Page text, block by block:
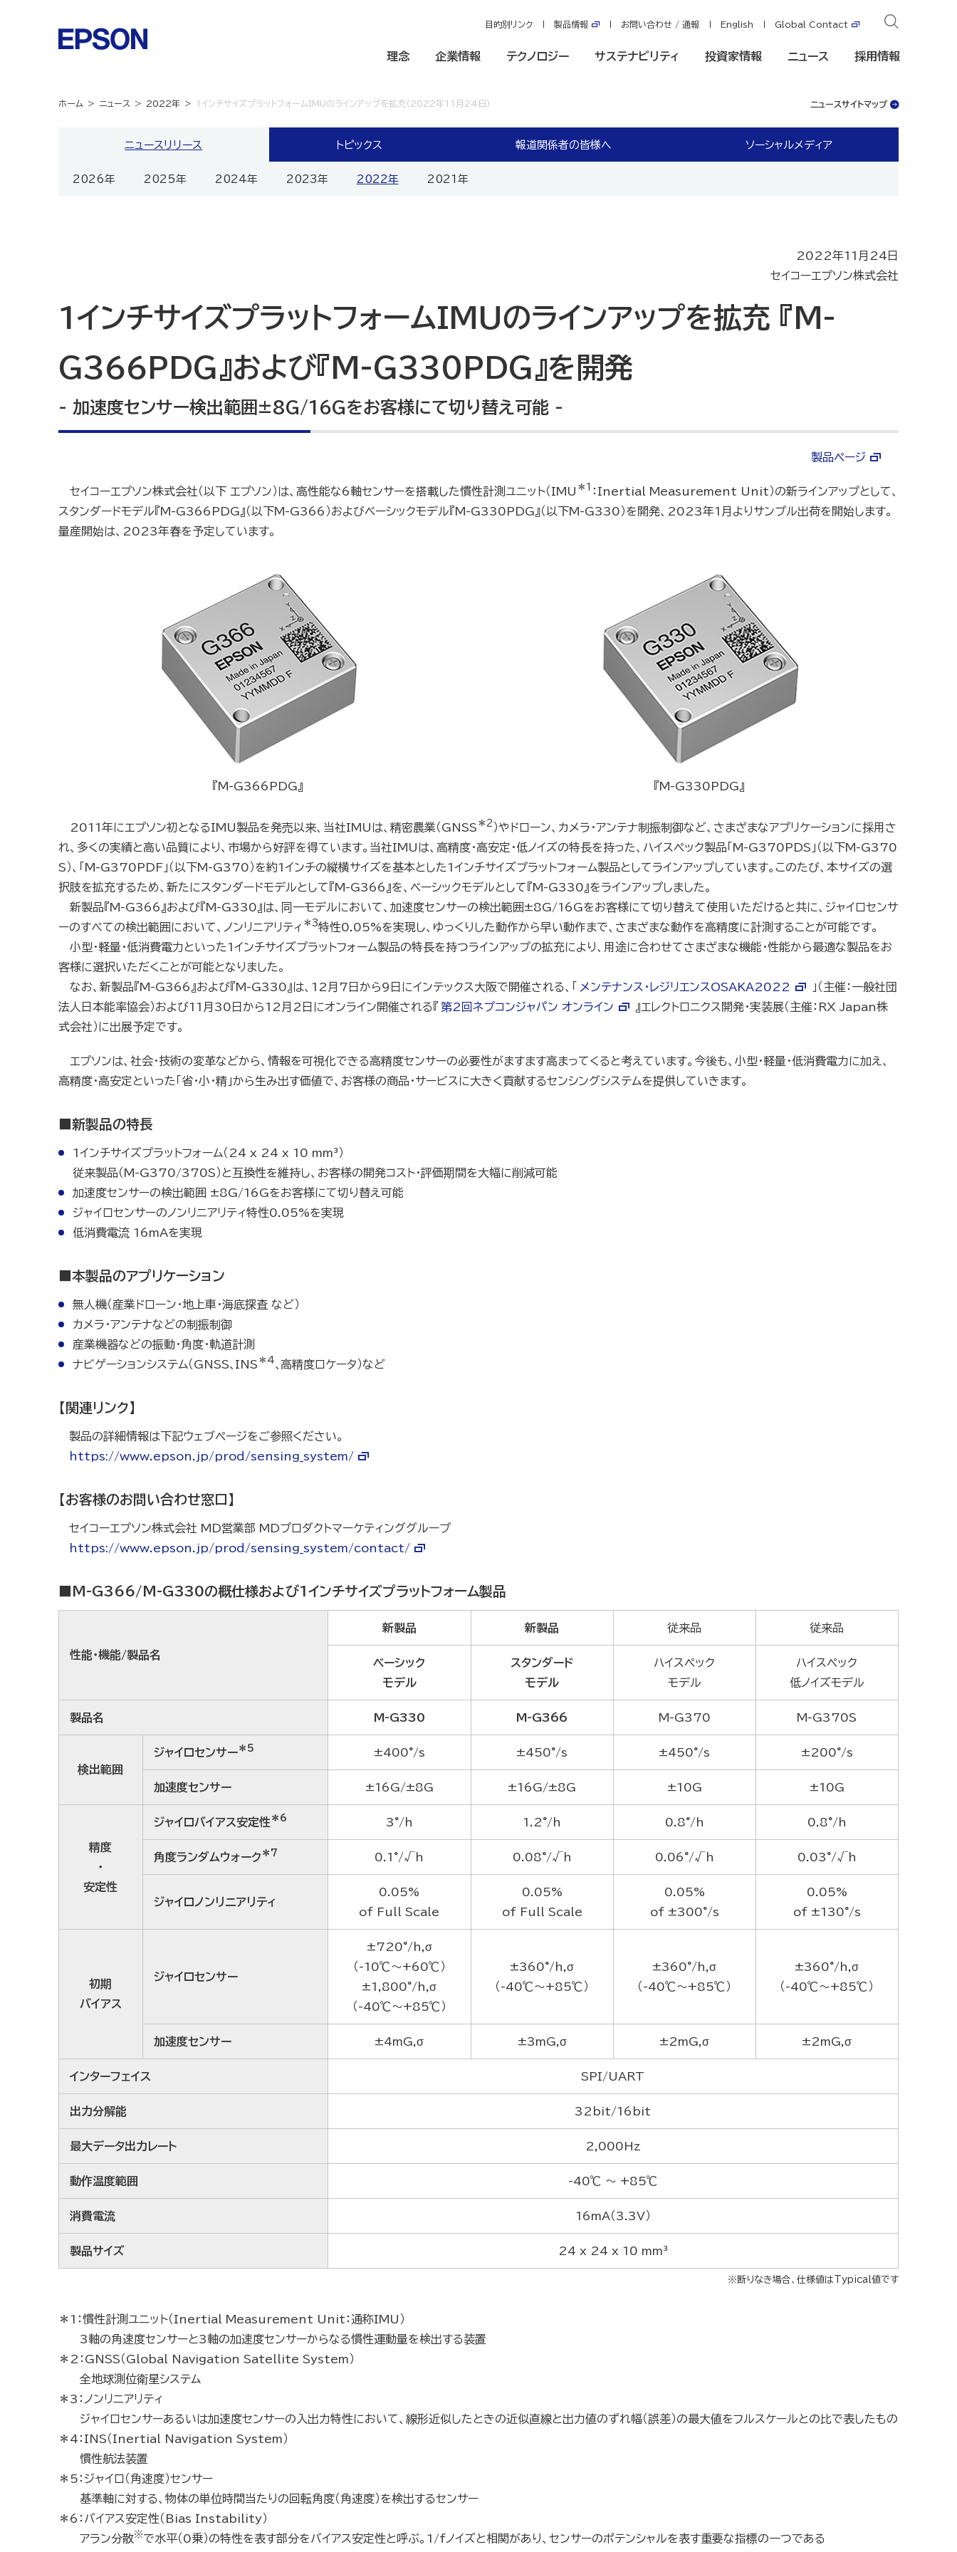
目的別リンク 製品情報 お問い合わせ / 通報 English Global Contact
理念 企業情報 テクノロジー サステナビリティ 投資家情報 ニュース 採用情報
ニュースサイトマップ
ホーム ニュース 2022年 1インチサイズプラットフォームIMUのラインアップを拡充（2022年11月24日）
ニュースリリース
2026年 2025年 2024年 2023年 2022年 2021年
トピックス 報道関係者の皆様へ ソーシャルメディア
2022年11月24日
セイコーエプソン株式会社
1インチサイズプラットフォームIMUのラインアップを拡充 『M-
G366PDG』および『M-G330PDG』を開発
- 加速度センサー検出範囲±8G/16Gをお客様にて切り替え可能 -
製品ページ
セイコーエプソン株式会社（以下 エプソン）は、高性能な6軸センサーを搭載した慣性計測ユニット（ IMU ＊1 ：Inertial Measurement Unit）の新ラインアップとして、
スタンダードモデル『M-G366PDG』（以下M-G366）およびベーシックモデル『M-G330PDG』（以下M-G330）を開発、2023年1月よりサンプル出荷を開始します。
量産開始は、2023年春を予定しています。
『M-G366PDG』 『M-G330PDG』
2011年にエプソン初となるIMU製品を発売以来、当社IMUは、精密農業（ GNSS ＊2 ）やドローン、カメラ・アンテナ制振制御など、さまざまなアプリケーションに採用さ
れ、多くの実績と高い品質により、市場から好評を得ています。当社IMUは、高精度・高安定・低ノイズの特長を持った、ハイスペック製品「M-G370PDS」（以下M-G370
S）、「M-G370PDF」（以下M-G370）を約1インチの縦横サイズを基本とした1インチサイズプラットフォーム製品としてラインアップしています。このたび、本サイズの選
択肢を拡充するため、新たにスタンダードモデルとして『M-G366』を、ベーシックモデルとして『M-G330』をラインアップしました。
新製品『M-G366』および『M-G330』は、同一モデルにおいて、加速度センサーの検出範囲±8G/16Gをお客様にて切り替えて使用いただけると共に、ジャイロセンサ
ーのすべての検出範囲において、
ノンリニアリティ ＊3特性0.05%を実現し、ゆっくりした動作から早い動作まで、さまざまな動作を高精度に計測することが可能です。
小型・軽量・低消費電力といった1インチサイズプラットフォーム製品の特長を持つラインアップの拡充により、用途に合わせてさまざまな機能・性能から最適な製品をお
客様に選択いただくことが可能となりました。
なお、新製品『M-G366』および『M-G330』は、12月7日から9日にインテックス大阪で開催される、「
メンテナンス・レジリエンスOSAKA2022
」（主催：一般社団
法人日本能率協会）および11月30日から12月2日にオンライン開催される『 第2回ネプコンジャパン オンライン
』エレクトロニクス開発・実装展（主催：RX Japan株
式会社）に出展予定です。
エプソンは、社会・技術の変革などから、情報を可視化できる高精度センサーの必要性がますます高まってくると考えています。今後も、小型・軽量・低消費電力に加え、
高精度・高安定といった「省・小・精」から生み出す価値で、お客様の商品・サービスに大きく貢献するセンシングシステムを提供していきます。
■新製品の特長
1インチサイズプラットフォーム（24 x 24 x 10 mm³）
従来製品（M-G370/370S）と互換性を維持し、お客様の開発コスト･評価期間を大幅に削減可能
加速度センサーの検出範囲 ±8G/16Gをお客様にて切り替え可能
ジャイロセンサーのノンリニアリティ特性0.05%を実現
低消費電流 16mAを実現
■本製品のアプリケーション
無人機（産業ドローン・地上車・海底探査 など）
カメラ・アンテナなどの制振制御
産業機器などの振動・角度・軌道計測
ナビゲーションシステム（GNSS､ INS ＊4､高精度ロケータ）など
【関連リンク】
製品の詳細情報は下記ウェブページをご参照ください。
https://www.epson.jp/prod/sensing_system/
【お客様のお問い合わせ窓口】
セイコーエプソン株式会社 MD営業部 MDプロダクトマーケティンググループ
https://www.epson.jp/prod/sensing_system/contact/
■M-G366/M-G330の概仕様および1インチサイズプラットフォーム製品
性能・機能/製品名
新製品 新製品 従来品 従来品
ベーシック
モデル
スタンダード
モデル
ハイスペック
モデル
ハイスペック
低ノイズモデル
製品名 M-G330 M-G366 M-G370 M-G370S
検出範囲
ジャイロセンサー＊5 ±400°/s ±450°/s ±450°/s ±200°/s
加速度センサー ±16G/±8G ±16G/±8G ±10G ±10G
精度
・
安定性
ジャイロバイアス安定性 ＊6 3°/h 1.2°/h 0.8°/h 0.8°/h
角度ランダムウォーク ＊7 0.1°/√h 0.08°/√h 0.06°/√h 0.03°/√h
ジャイロノンリニアリティ
0.05%
of Full Scale
0.05%
of Full Scale
0.05%
of ±300°/s
0.05%
of ±130°/s
初期
バイアス
ジャイロセンサー
±720°/h,σ
（-10℃～+60℃）
±1,800°/h,σ
（-40℃～+85℃）
±360°/h,σ
（-40℃～+85℃）
±360°/h,σ
（-40℃～+85℃）
±360°/h,σ
（-40℃～+85℃）
加速度センサー ±4mG,σ ±3mG,σ ±2mG,σ ±2mG,σ
インターフェイス SPI/UART
出力分解能 32bit/16bit
最大データ出力レート 2,000Hz
動作温度範囲 -40℃ ～ +85℃
消費電流 16mA（3.3V）
製品サイズ 24 x 24 x 10 mm³
※断りなき場合、仕様値はTypical値です
＊1：慣性計測ユニット（Inertial Measurement Unit：通称IMU）
3軸の角速度センサーと3軸の加速度センサーからなる慣性運動量を検出する装置
＊2：GNSS（Global Navigation Satellite System）
全地球測位衛星システム
＊3：ノンリニアリティ
ジャイロセンサーあるいは加速度センサーの入出力特性において、線形近似したときの近似直線と出力値のずれ幅（誤差）の最大値をフルスケールとの比で表したもの
＊4：INS（Inertial Navigation System）
慣性航法装置
＊5：ジャイロ（角速度）センサー
基準軸に対する、物体の単位時間当たりの回転角度（角速度）を検出するセンサー
＊6：バイアス安定性（Bias Instability）
アラン分散※で水平（0乗）の特性を表す部分をバイアス安定性と呼ぶ。1/fノイズと相関があり、センサーのポテンシャルを表す重要な指標の一つである